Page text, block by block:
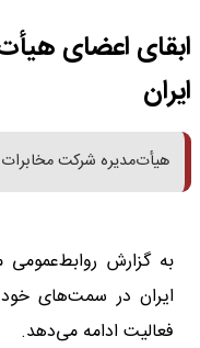
ابقای اعضای
ایران
هیأت‌مدیره شرکت
به گزارش
ایران در سمت‌های
فعالیت ادامه می‌دهد.